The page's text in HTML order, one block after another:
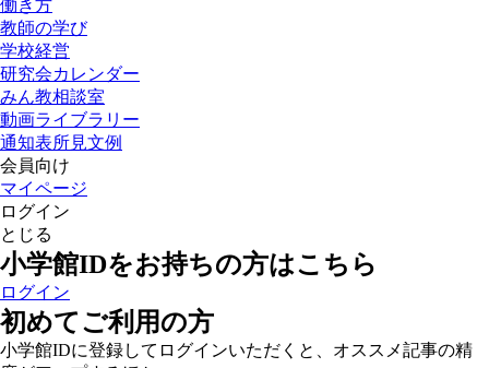
働き方
教師の学び
学校経営
研究会カレンダー
みん教相談室
動画ライブラリー
通知表所見文例
会員向け
マイページ
ログイン
とじる
小学館IDをお持ちの方はこちら
ログイン
初めてご利用の方
小学館IDに登録してログインいただくと、オススメ記事の精